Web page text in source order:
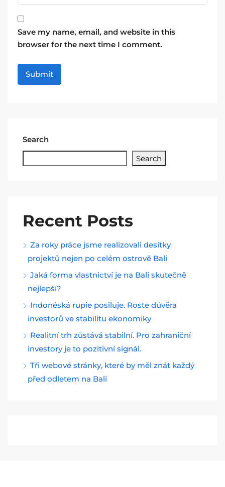
Save my name, email, and website in this
browser for the next time I comment.
Search
Search
Recent Posts
Za roky práce jsme realizovali desítky
projektů nejen po celém ostrově Bali
Jaká forma vlastnictví je na Bali skutečně
nejlepší?
Indonéská rupie posiluje. Roste důvěra
investorů ve stabilitu ekonomiky
Realitní trh zůstává stabilní. Pro zahraniční
investory je to pozitivní signál.
Tři webové stránky, které by měl znát každý
před odletem na Bali